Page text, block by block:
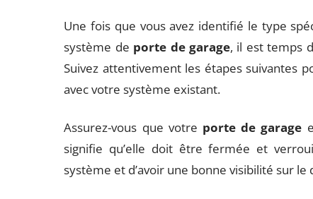
Une fois que vous avez identifié le type
système de porte de garage, il est temps
Suivez attentivement les étapes suivantes
avec votre système existant.
Assurez-vous que votre porte de garage
signifie qu’elle doit être fermée et
système et d’avoir une bonne visibilité sur le